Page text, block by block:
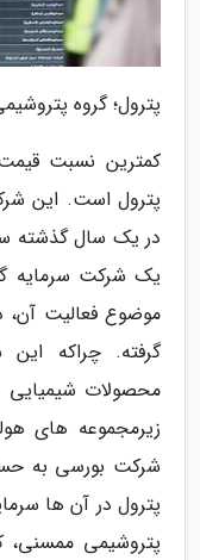
پترول؛ گروه
کمترین نسبت
پترول است. این
در یک سال گذشته
یک شرکت سرمایه
موضوع فعالیت آن،
گرفته. چراکه
محصولات شیمیایی
زیرمجموعه های
شرکت بورسی به
پترول در آن ها
پتروشیمی ممسنی،